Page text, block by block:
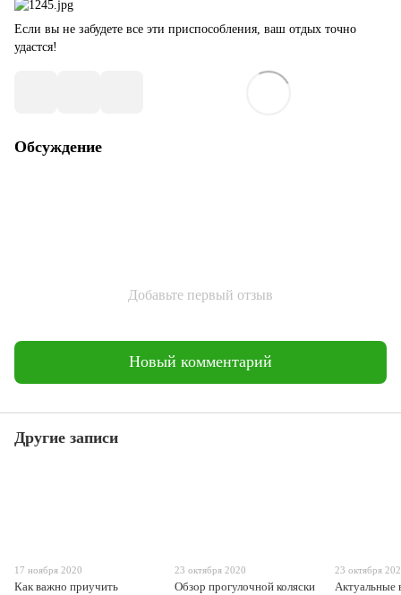
Если вы не забудете все эти приспособления, ваш отдых точно
удастся!
Обсуждение
Добавьте первый отзыв
Новый комментарий
Другие записи
17 ноября 2020
Как важно приучить
23 октября 2020
Обзор прогулочной коляски
23 октября
Актуальные